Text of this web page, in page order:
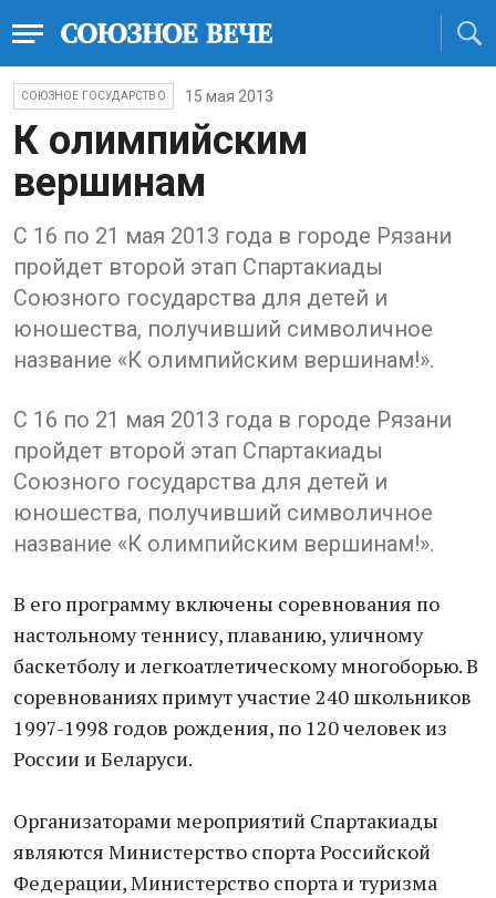
СОЮЗНОЕ ГОСУДАРСТВО 15 мая 2013
К олимпийским
вершинам
С 16 по 21 мая 2013 года в городе Рязани
пройдет второй этап Спартакиады
Союзного государства для детей и
юношества, получивший символичное
название «К олимпийским вершинам!».
С 16 по 21 мая 2013 года в городе Рязани
пройдет второй этап Спартакиады
Союзного государства для детей и
юношества, получивший символичное
название «К олимпийским вершинам!».
В его программу включены соревнования по
настольному теннису, плаванию, уличному
баскетболу и легкоатлетическому многоборью. В
соревнованиях примут участие 240 школьников
1997-1998 годов рождения, по 120 человек из
России и Беларуси.
Организаторами мероприятий Спартакиады
являются Министерство спорта Российской
Федерации, Министерство спорта и туризма